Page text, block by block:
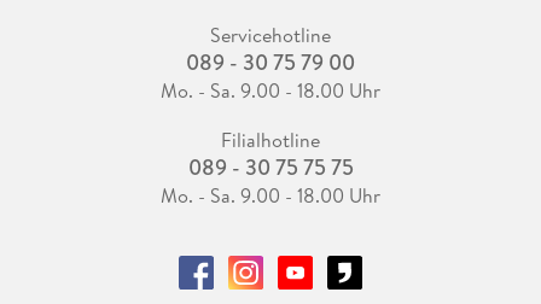
Servicehotline
089 - 30 75 79 00
Mo. - Sa. 9.00 - 18.00 Uhr
Filialhotline
089 - 30 75 75 75
Mo. - Sa. 9.00 - 18.00 Uhr